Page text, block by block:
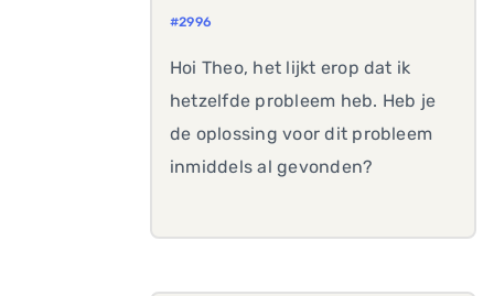
#2996
Hoi Theo, het lijkt erop dat ik
hetzelfde probleem heb. Heb je
de oplossing voor dit probleem
inmiddels al gevonden?